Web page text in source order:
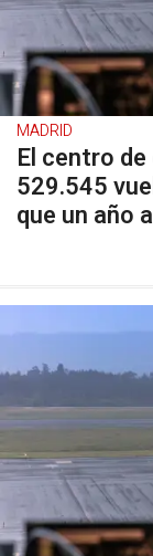
MADRID
El centro
529.545
que un año